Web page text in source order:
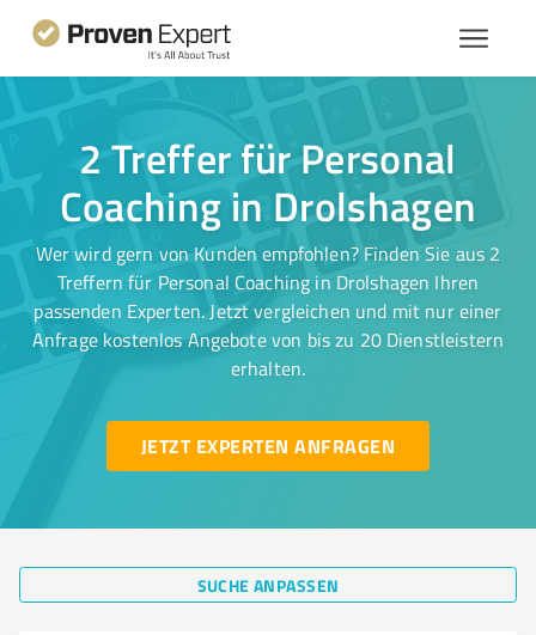
2 Treffer für Personal
Coaching in Drolshagen
Wer wird gern von Kunden empfohlen? Finden Sie aus 2
Treffern für Personal Coaching in Drolshagen Ihren
passenden Experten. Jetzt vergleichen und mit nur einer
Anfrage kostenlos Angebote von bis zu 20 Dienstleistern
erhalten.
JETZT EXPERTEN ANFRAGEN
SUCHE ANPASSEN